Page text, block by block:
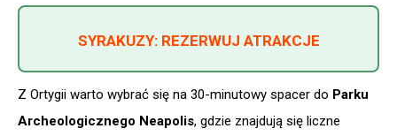
SYRAKUZY: REZERWUJ ATRAKCJE
Z Ortygii warto wybrać się na 30-minutowy spacer do Parku
Archeologicznego Neapolis, gdzie znajdują się liczne